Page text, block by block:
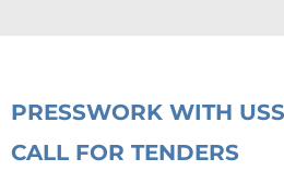
PRESSWORK WITH US
CALL FOR TENDERS